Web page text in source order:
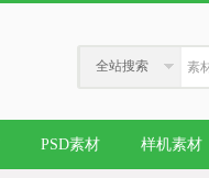
全站搜索
PSD素材 样机素材